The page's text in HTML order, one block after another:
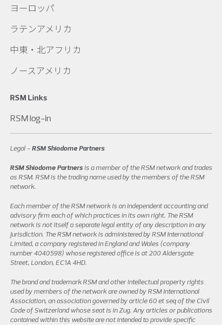
ヨーロッパ
ラテンアメリカ
中東・北アフリカ
ノースアメリカ
RSM Links
RSM log-in
Legal -RSM Shiodome Partners
RSM Shiodome Partners is a member of the RSM network and trades
as RSM. RSM is the trading name used by the members of the RSM
network.
Each member of the RSM network is an independent accounting and
advisory firm each of which practices in its own right. The RSM
network is not itself a separate legal entity of any description in any
jurisdiction. The RSM network is administered by RSM International
Limited, a company registered in England and Wales (company
number 4040598) whose registered office is at 200 Aldersgate
Street, London, EC1A 4HD.
The brand and trademark RSM and other intellectual property rights
used by members of the network are owned by RSM International
Association, an association governed by article 60 et seq of the Civil
Code of Switzerland whose seat is in Zug. Any articles or publications
contained within this website are not intended to provide specific